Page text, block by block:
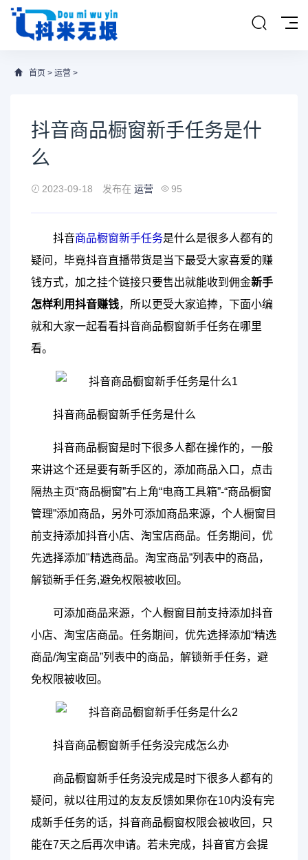
首页 > 运营 >
抖音商品橱窗新手任务是什
么
2023-09-18 发布在 运营 95
抖音商品橱窗新手任务是什么是很多人都有的
疑问，毕竟抖音直播带货是当下最受大家喜爱的赚
钱方式，加之挂个链接只要售出就能收到佣金新手
怎样利用抖音赚钱，所以更受大家追捧，下面小编
就和大家一起看看抖音商品橱窗新手任务在哪里
看。
抖音商品橱窗新手任务是什么
抖音商品橱窗是时下很多人都在操作的，一般
来讲这个还是要有新手区的，添加商品入口，点击
隔热主页“商品橱窗”右上角“电商工具箱”-“商品橱窗
管理”添加商品，另外可添加商品来源，个人橱窗目
前支持添加抖音小店、淘宝店商品。任务期间，优
先选择添加"精选商品。淘宝商品”列表中的商品，
解锁新手任务,避免权限被收回。
可添加商品来源，个人橱窗目前支持添加抖音
小店、淘宝店商品。任务期间，优先选择添加“精选
商品/淘宝商品”列表中的商品，解锁新手任务，避
免权限被收回。
抖音商品橱窗新手任务没完成怎么办
商品橱窗新手任务没完成是时下很多人都有的
疑问，就以往用过的友友反馈如果你在10内没有完
成新手任务的话，抖音商品橱窗权限会被收回，只
能在7天之后再次申请。若未完成，抖音官方会提